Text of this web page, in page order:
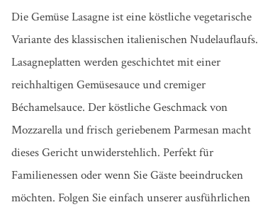
LEXIKON
Die Gemüse Lasagne ist eine köstliche vegetarische
Variante des klassischen italienischen Nudelauflaufs.
Lasagneplatten werden geschichtet mit einer
reichhaltigen Gemüsesauce und cremiger
Béchamelsauce. Der köstliche Geschmack von
Mozzarella und frisch geriebenem Parmesan macht
dieses Gericht unwiderstehlich. Perfekt für
Familienessen oder wenn Sie Gäste beeindrucken
möchten. Folgen Sie einfach unserer ausführlichen